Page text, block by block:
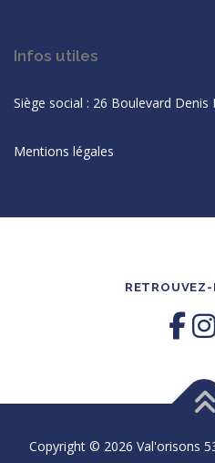
Infos utiles
Siège social : 26 Boulevard Denis
Mentions légales
Copyright © 2026 Val'orisons